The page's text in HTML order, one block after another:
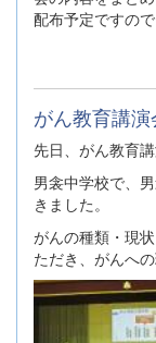
配布予定ですので
がん教育講演
先日、がん教育
男衾中学校で、
きました。
がんの種類・現
ただき、がんへ